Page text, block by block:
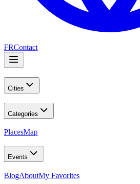
FRContact
Cities
Categories
PlacesMap
Events
BlogAboutMy Favorites